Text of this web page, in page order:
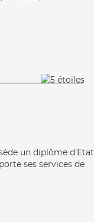
un diplôme d'Etat
ses services de